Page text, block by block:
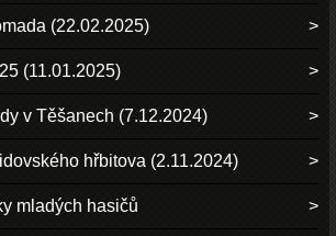
(22.02.2025)
(11.01.2025)
v Těšanech (7.12.2024)
hřbitova (2.11.2024)
mladých hasičů